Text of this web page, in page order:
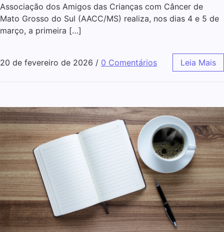
Associação dos Amigos das Crianças com Câncer de
Mato Grosso do Sul (AACC/MS) realiza, nos dias 4 e 5 de
março, a primeira […]
20 de fevereiro de 2026 / 0 Comentários Leia Mais